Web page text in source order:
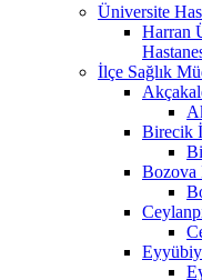
Üniversite
Harran
İlçe Sağlık
Birecik
Bozova